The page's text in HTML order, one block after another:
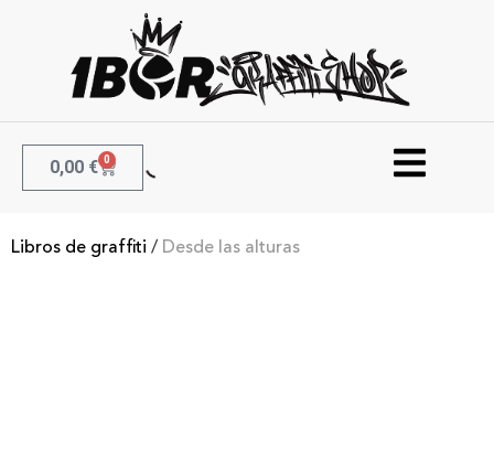
0,00 € 0
Libros de graffiti / Desde las alturas